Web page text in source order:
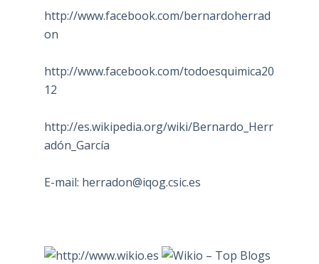
http://www.facebook.com/bernardoherrad
on
http://www.facebook.com/todoesquimica20
12
http://es.wikipedia.org/wiki/Bernardo_Herr
adón_García
E-mail: herradon@iqog.csic.es